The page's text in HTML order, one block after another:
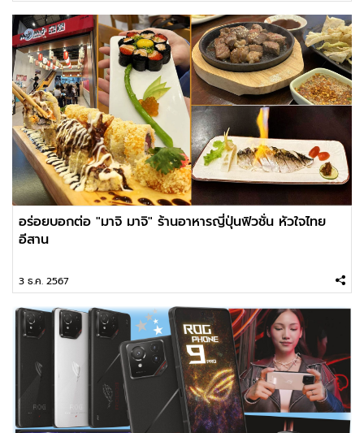
อร่อยบอกต่อ "มาจิ มาจิ" ร้านอาหารญี่ปุ่นฟิวชั่น หัวใจไทย
อีสาน
3 ธ.ค. 2567